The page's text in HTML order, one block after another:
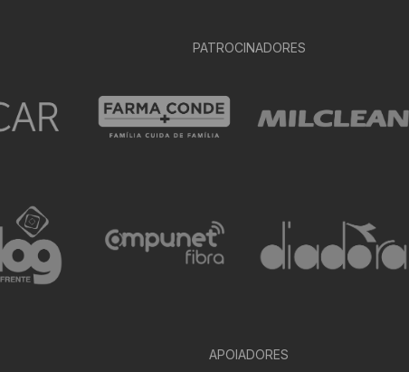
PATROCINADORES
APOIADORES